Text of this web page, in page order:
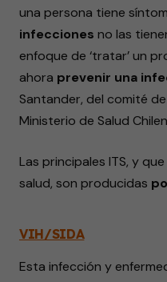
una persona tiene
infecciones no las
enfoque de ‘tratar’ un
ahora prevenir una
Santander, del comité
Ministerio de Salud
Las principales ITS, y
salud, son producidas
VIH/SIDA
Esta infección y